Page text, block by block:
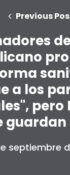
Previous
a los
pero
guardan
septiembre